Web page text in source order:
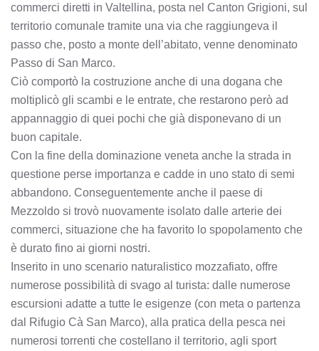
commerci diretti in Valtellina, posta nel Canton Grigioni, sul
territorio comunale tramite una via che raggiungeva il
passo che, posto a monte dell’abitato, venne denominato
Passo di San Marco.
Ciò comportò la costruzione anche di una dogana che
moltiplicò gli scambi e le entrate, che restarono però ad
appannaggio di quei pochi che già disponevano di un
buon capitale.
Con la fine della dominazione veneta anche la strada in
questione perse importanza e cadde in uno stato di semi
abbandono. Conseguentemente anche il paese di
Mezzoldo si trovò nuovamente isolato dalle arterie dei
commerci, situazione che ha favorito lo spopolamento che
è durato fino ai giorni nostri.
Inserito in uno scenario naturalistico mozzafiato, offre
numerose possibilità di svago al turista: dalle numerose
escursioni adatte a tutte le esigenze (con meta o partenza
dal Rifugio Cà San Marco), alla pratica della pesca nei
numerosi torrenti che costellano il territorio, agli sport